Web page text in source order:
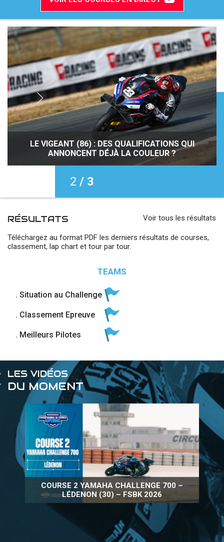
accéder à la billetterie
LE VIGEANT (86) : ENCORE UN WEEK-END
HALETANT AVEC DES PREMIERS TITRES
LE VIGEANT (86) : DES QUALIFICATIONS QUI
ANNONCENT DÉJÀ LA COULEUR ?
APPEL D’OFFRES : COORDINATION ET PROMOTION
DU CHAMPIONNAT DE FRANCE SUPERBIKE
2 / 3
RÉSULTATS Voir tous les résultats
Téléchargez au format PDF les derniers résultats de courses,
classement, lap chart et tour par tour.
TEAMS
. Situation au Challenge
. Classement Epreuve
. Meilleurs Pilotes
LES VIDÉOS
DU MOMENT
COURSE 2 YAMAHA CHALLENGE 700 –
LÉDENON (30) – FSBK 2026